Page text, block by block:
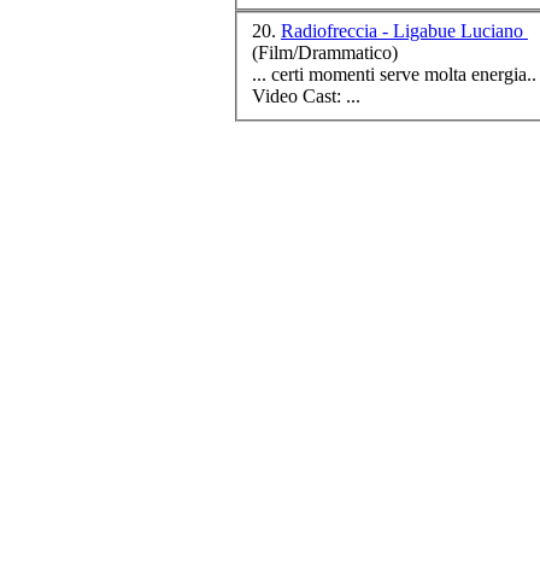
20. Radiofreccia - Ligabue Luciano
(Film/Drammatico)
... certi momenti serve molta energia.. " Dettagli Titolo: Radiofreccia Regista: Luciano Ligabue Produzione:
Video Cast: ...